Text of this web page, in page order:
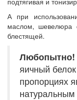
А при
маслом, шевелюра
блестящей.
Любопытно!
яичный
пропорциях
натуральным